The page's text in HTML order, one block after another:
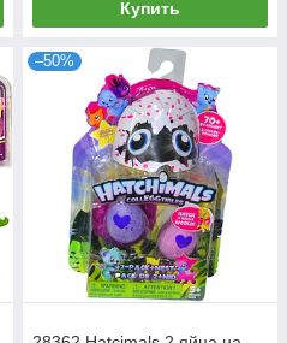
Купить
–50%